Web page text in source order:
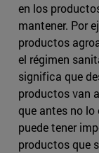
en los
mantener. Por
productos
el régimen
significa que
productos van
que antes no lo
puede tener
productos que